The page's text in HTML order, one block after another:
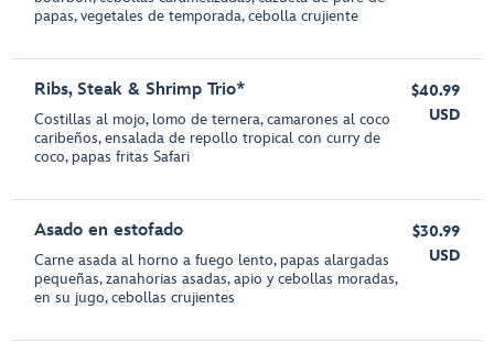
papas, vegetales de temporada, cebolla crujiente
Ribs, Steak & Shrimp Trio*
Costillas al mojo, lomo de ternera, camarones al coco
caribeños, ensalada de repollo tropical con curry de
coco, papas fritas Safari
$40.99
USD
Asado en estofado
Carne asada al horno a fuego lento, papas alargadas
pequeñas, zanahorias asadas, apio y cebollas moradas,
en su jugo, cebollas crujientes
$30.99
USD